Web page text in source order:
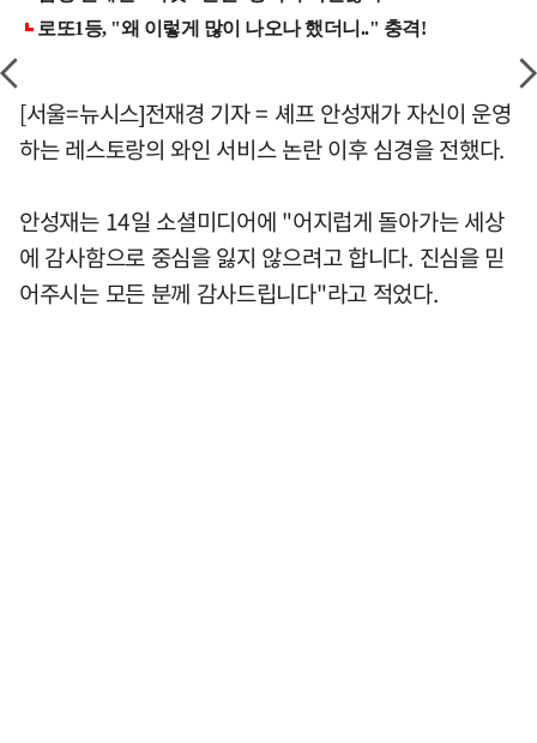
[서울=뉴시스]전재경 기자 = 셰프 안성재가 자신이 운영
하는 레스토랑의 와인 서비스 논란 이후 심경을 전했다.
안성재는 14일 소셜미디어에 "어지럽게 돌아가는 세상
에 감사함으로 중심을 잃지 않으려고 합니다. 진심을 믿
어주시는 모든 분께 감사드립니다"라고 적었다.